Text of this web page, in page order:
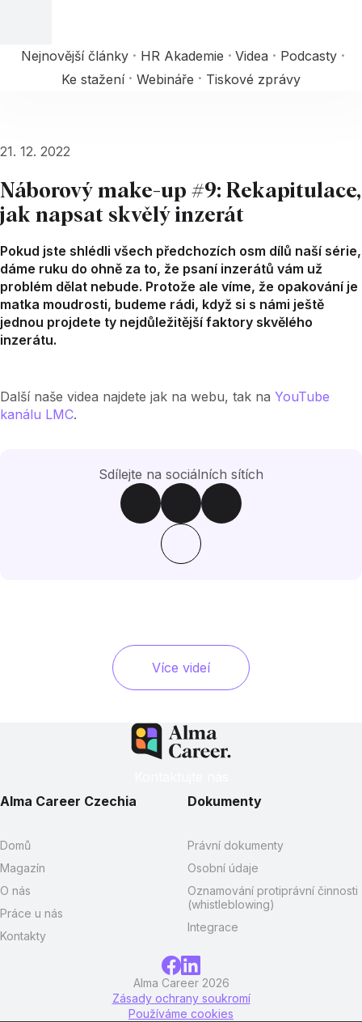
Nejnovější články HR Akademie Videa
Podcasty
Ke stažení
Webináře Tiskové zprávy
21. 12. 2022
Náborový make-up #9: Rekapitulace,
jak napsat skvělý inzerát
Pokud jste shlédli všech předchozích osm dílů naší série,
dáme ruku do ohně za to, že psaní inzerátů vám už
problém dělat nebude. Protože ale víme, že opakování je
matka moudrosti, budeme rádi, když si s námi ještě
jednou projdete ty nejdůležitější faktory skvělého
inzerátu.
Další naše videa najdete jak na webu, tak na YouTube
kanálu LMC.
Sdílejte na sociálních sítích
Více videí
Alma Career Czechia
Domů
Magazín
O nás
Práce u nás
Kontakty
Dokumenty
Právní dokumenty
Osobní údaje
Oznamování protiprávní činnosti
(whistleblowing)
Integrace
Alma Career 2026
Zásady ochrany soukromí
Používáme cookies